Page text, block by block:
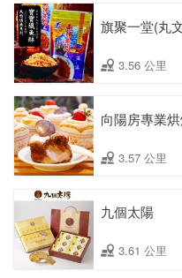
旗聚一堂(丸
3.56 公里
向陽房專業
3.57 公里
九個太陽
3.61 公里